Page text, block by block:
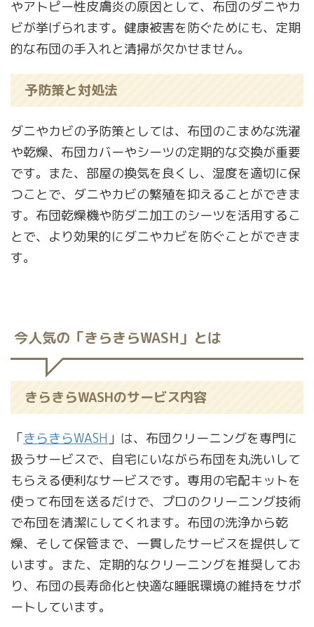
やアトピー性皮膚炎の原因として、布団のダニやカ
ビが挙げられます。健康被害を防ぐためにも、定期
的な布団の手入れと清掃が欠かせません。
予防策と対処法
ダニやカビの予防策としては、布団のこまめな洗濯
や乾燥、布団カバーやシーツの定期的な交換が重要
です。また、部屋の換気を良くし、湿度を適切に保
つことで、ダニやカビの繁殖を抑えることができま
す。布団乾燥機や防ダニ加工のシーツを活用するこ
とで、より効果的にダニやカビを防ぐことができま
す。
今人気の「きらきらWASH」とは
きらきらWASHのサービス内容
「きらきらWASH」は、布団クリーニングを専門に
扱うサービスで、自宅にいながら布団を丸洗いして
もらえる便利なサービスです。専用の宅配キットを
使って布団を送るだけで、プロのクリーニング技術
で布団を清潔にしてくれます。布団の洗浄から乾
燥、そして保管まで、一貫したサービスを提供して
います。また、定期的なクリーニングを推奨してお
り、布団の長寿命化と快適な睡眠環境の維持をサポ
ートしています。